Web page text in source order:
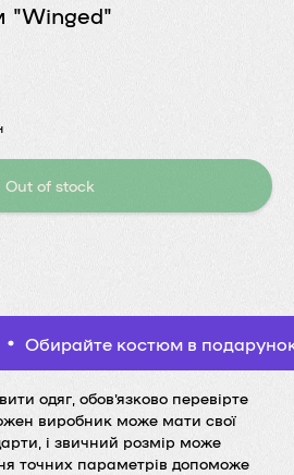
"Winged"
Out of stock
костюм в подарунок при
одяг, обов’язково перевірте
виробник може мати свої
і звичний розмір може
точних параметрів допоможе